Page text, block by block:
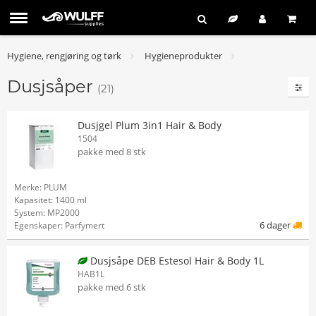
Hygiene, rengjøring og tørk Hygieneprodukter
Dusjsåper (21)
Dusjgel Plum 3in1 Hair & Body
1504
pakke med 8 stk
Merke: PLUM
Kapasitet: 1400 ml
System: MP2000
Egenskaper: Parfymert
6 dager
Dusjsåpe DEB Estesol Hair & Body 1L
HAB1L
pakke med 6 stk